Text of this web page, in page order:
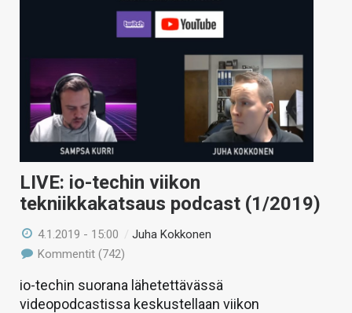
LIVE: io-techin viikon
tekniikkakatsaus podcast (1/2019)
4.1.2019 - 15:00 /Juha Kokkonen
Kommentit (742)
io-techin suorana lähetettävässä
videopodcastissa keskustellaan viikon